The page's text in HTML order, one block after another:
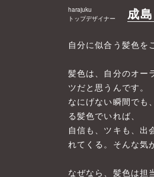
harajuku
トップデザイナー
成
自分に似合う髪色を
髪色は、自分のオー
ツだと思うんです。
なにげない瞬間でも
る髪色でいれば、
自信も、ツキも、出
れてくる。そんな気
なぜなら、髪色は担